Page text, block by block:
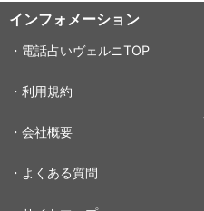
インフォメーション
・電話占いヴェルニTOP
・利用規約
・会社概要
・よくある質問